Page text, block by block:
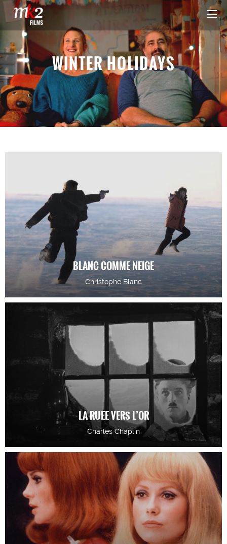
WINTER HOLIDAYS
BLANC COMME NEIGE
Christophe Blanc
LA RUEE VERS L’OR
Charles Chaplin